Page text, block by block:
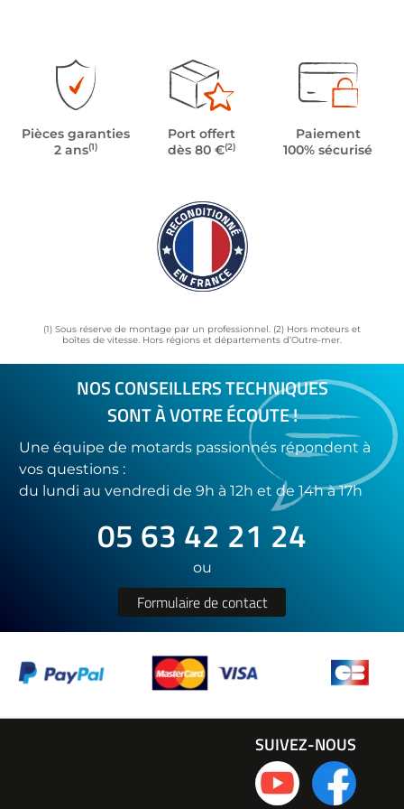
Pièces garanties
2 ans(1)
Port offert
dès 80 €(2)
Paiement
100% sécurisé
(1) Sous réserve de montage par un professionnel. (2) Hors moteurs et
boîtes de vitesse. Hors régions et départements d’Outre-mer.
NOS CONSEILLERS TECHNIQUES
SONT À VOTRE ÉCOUTE !
Une équipe de motards passionnés répondent à
vos questions :
du lundi au vendredi de 9h à 12h et de 14h à 17h
05 63 42 21 24
ou
Formulaire de contact
SUIVEZ-NOUS